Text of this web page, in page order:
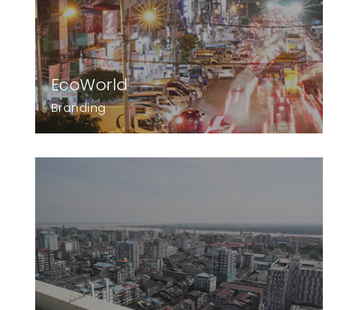
EcoWorld
Branding